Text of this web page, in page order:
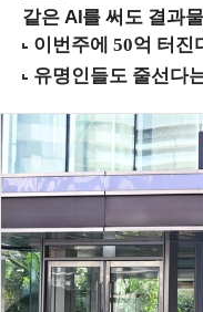
같은 AI를 써도 결과물